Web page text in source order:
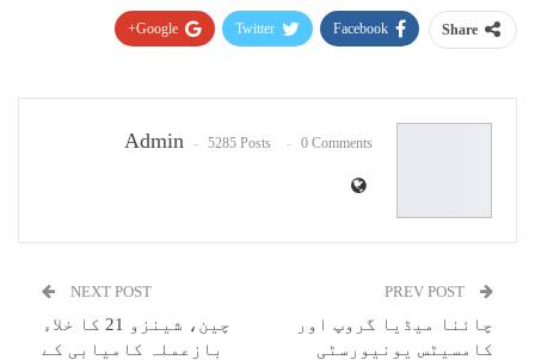
Share
Facebook
Twitter
Google+
Admin 5285 Posts 0 Comments
چائنا میڈیا گروپ اور
کامسیٹس یونیورسٹی
NEXT POST
چین، شینزو 21 کا خلاء
بازعملہ کامیابی کے